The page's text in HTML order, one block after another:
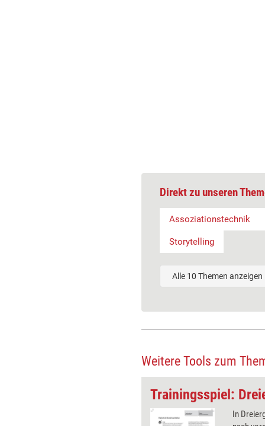
Direkt zu unseren
Assoziationstechnik
Storytelling
Alle 10 Themen anzeigen
Weitere Tools zum
In